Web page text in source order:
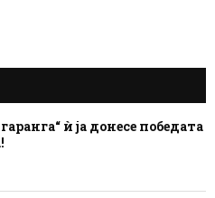
ѝ ја донесе победата